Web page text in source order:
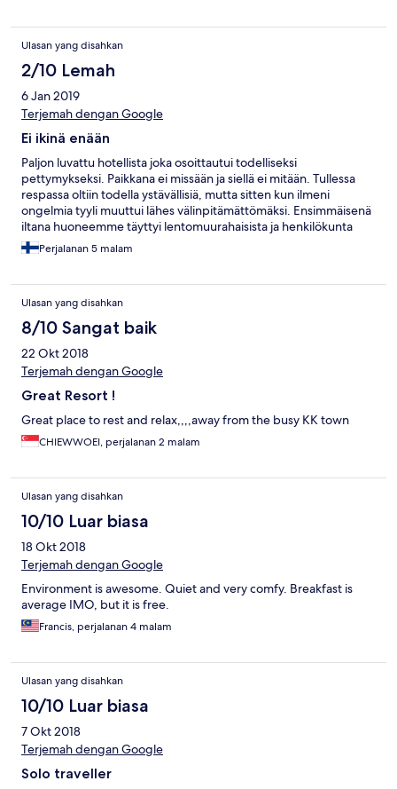
Ulasan yang disahkan
2/10 Lemah
6 Jan 2019
Terjemah dengan Google
Ei ikinä enään
Paljon luvattu hotellista joka osoittautui todelliseksi
pettymykseksi. Paikkana ei missään ja siellä ei mitään. Tullessa
respassa oltiin todella ystävällisiä, mutta sitten kun ilmeni
ongelmia tyyli muuttui lähes välinpitämättömäksi. Ensimmäisenä
iltana huoneemme täyttyi lentomuurahaisista ja henkilökunta
keskittyi laulamaan joululauluja😡. Seuraavaksi huoneemme WC
lakkasi toimimasta, oli todella vaikeaa saada vaihdettua huonetta.
ei toiminut. Ilmastointi ei toiminut,säätimessä ei pattereita.
Aamupalalla vain munakkaan sai kuumana, muuten ruuat haaleita
tai ne lopussa. Uima-altaaseen ei tullut mieleenkään mennä.
Olisimme halunneet taksin jotta olisimme pääset liikkumaan, oli
niin hankalaa että pakko luopua ajatuksesta. Kysyimme kauppaa
ja meille kerrottiin että 10 min automatkan. Pieni kauppa noin
Perjalanan 5 malam
Ulasan yang disahkan
8/10 Sangat baik
22 Okt 2018
Terjemah dengan Google
Great Resort !
Great place to rest and relax,,,,away from the busy KK town
CHIEWWOEI, perjalanan 2 malam
Ulasan yang disahkan
10/10 Luar biasa
18 Okt 2018
Terjemah dengan Google
Environment is awesome. Quiet and very comfy. Breakfast is
average IMO, but it is free.
Francis, perjalanan 4 malam
Ulasan yang disahkan
10/10 Luar biasa
7 Okt 2018
Terjemah dengan Google
Solo traveller